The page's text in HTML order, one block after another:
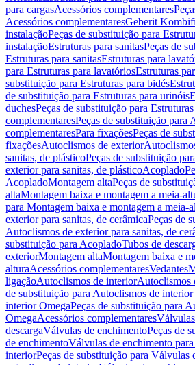
para cargasAcessórios complementares
Acessórios complementaresGeberit
instalaçãoPeças de substituição para
instalaçãoEstruturas para sanitasPeças de
Estruturas para sanitasEstruturas para
para Estruturas para lavatóriosEstruturas
substituição para Estruturas para bidés
de substituição para Estruturas para urinóis
duchesPeças de substituição para
complementaresPeças de substituição para
complementaresPara fixaçõesPeças de
fixaçõesAutoclismos de exterior
sanitas, de plásticoPeças de substituição
exterior para sanitas, de plásticoAcoplado
AcopladoMontagem altaPeças de
altaMontagem baixa e montagem a meia-
para Montagem baixa e montagem a meia-
exterior para sanitas, de cerâmicaPeças de
Autoclismos de exterior para sanitas, de
substituição para AcopladoTubos de
exteriorMontagem altaMontagem baixa e
alturaAcessórios complementaresVedantes
ligaçãoAutoclismos de interiorAutoclismos
de substituição para Autoclismos de interior
interior OmegaPeças de substituição para
OmegaAcessórios complementares
descargaVálvulas de enchimentoPeças de
de enchimentoVálvulas de enchimento
interiorPeças de substituição para Válvulas